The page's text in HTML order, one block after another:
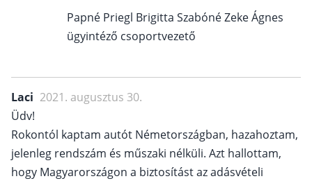
Papné Priegl Brigitta Szabóné Zeke Ágnes
ügyintéző csoportvezető
Laci 2021. augusztus 30.
Üdv!
Rokontól kaptam autót Németországban, hazahoztam,
jelenleg rendszám és műszaki nélküli. Azt hallottam,
hogy Magyarországon a biztosítást az adásvételi